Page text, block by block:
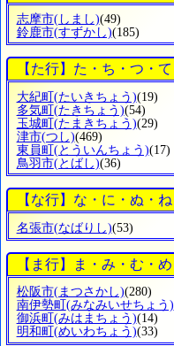
志摩市(しまし)(49)
鈴鹿市(すずかし)(185)
【た行】た・ち・つ・て
大紀町 (たいきちょう)
多気町 (たきちょう)(54)
玉城町 (たまきちょう)
津市(つし)(469)
東員町 (とういんちょう)
鳥羽市(とばし)(36)
【な行】な・に・ぬ・
名張市(なばりし)(53)
【ま行】ま・み・む・
松阪市(まつさかし)(280)
南伊勢町 (みなみいせちょう)
御浜町 (みはまちょう)
明和町 (めいわちょう)